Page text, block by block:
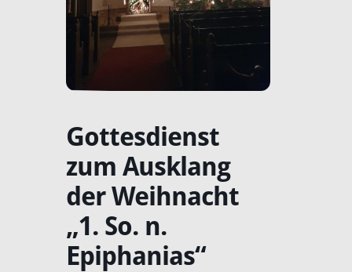
Gottesdienst
zum Ausklang
der Weihnacht
„1. So. n.
Epiphanias“